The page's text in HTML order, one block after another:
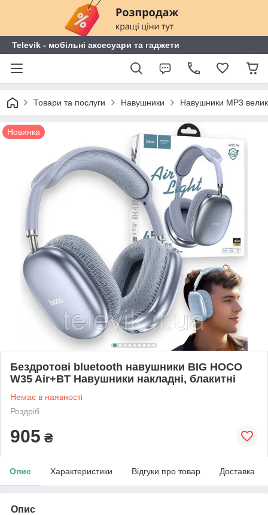
Televik - мобільні аксесуари та гаджети
Товари та послуги Навушники Навушники MP3
Новинка
Бездротові bluetooth навушники BIG HOCO
W35 Air+BT Навушники накладні, блакитні
Немає в наявності
Роздріб
905 ₴
Опис Характеристики Відгуки про товар Доставка
Опис